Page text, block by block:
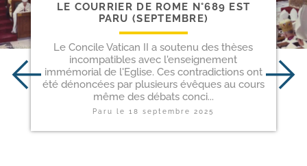
LE COURRIER DE ROME N°689 EST
PARU (SEPTEMBRE)
Le Concile Vatican II a soutenu des thèses
incompatibles avec l'enseignement
immémorial de l'Eglise. Ces contradictions ont
été dénoncées par plusieurs évêques au cours
même des débats conci...
Paru le18 septembre 2025